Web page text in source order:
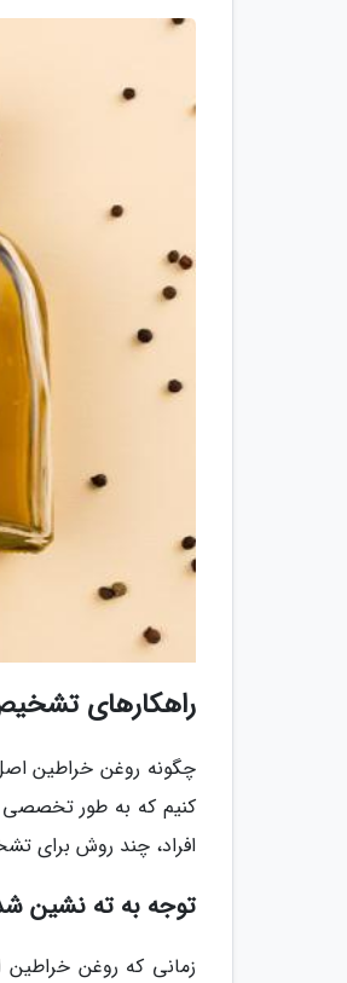
راهکارهای
چگونه روغن خراطین
کنیم که به طور تخصصی
افراد، چند روش برای
توجه به ته نشین
زمانی که روغن